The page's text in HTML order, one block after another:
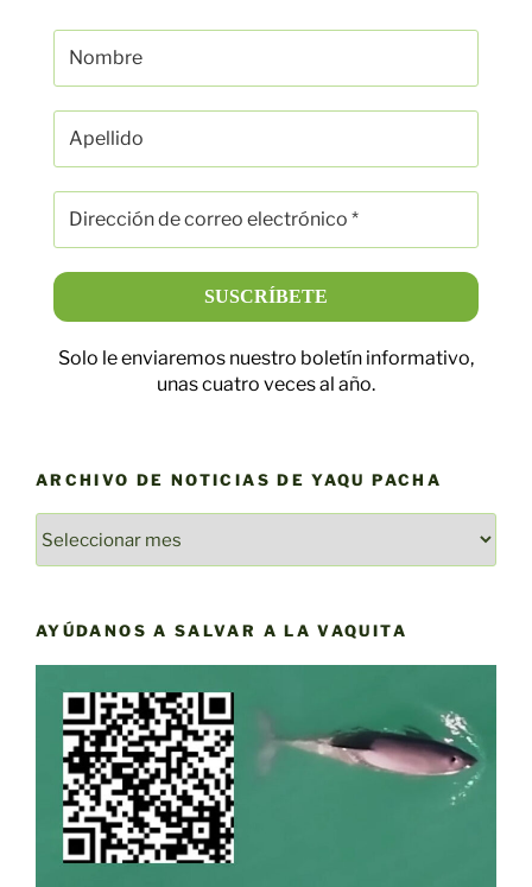
Solo le enviaremos nuestro boletín informativo,
unas cuatro veces al año.
ARCHIVO DE NOTICIAS DE YAQU PACHA
DE
YAQU
PACHA
AYÚDANOS A SALVAR A LA VAQUITA